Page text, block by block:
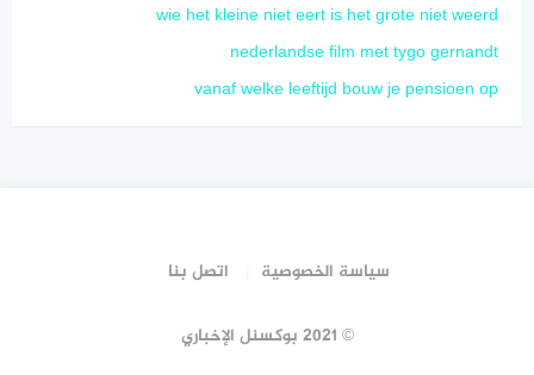
wie het kleine niet eert is het grote niet weerd
nederlandse film met tygo gernandt
vanaf welke leeftijd bouw je pensioen op
سياسة الخصوصية اتصل بنا
© 2021 بوكسنل الإخباري